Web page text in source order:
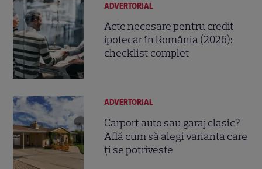
ADVERTORIAL
Acte necesare pentru credit
ipotecar în România (2026):
checklist complet
ADVERTORIAL
Carport auto sau garaj clasic?
Află cum să alegi varianta care
ți se potrivește